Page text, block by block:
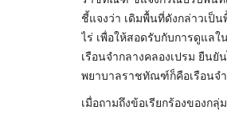
ชี้แจงว่า เดิมพื้นที่ดังกล่าวเป็
ไร่ เพื่อให้สอดรับกับการดูแล
เรือนจำกลางคลองเปรม ยืน
พยาบาลราชทัณฑ์ก็คือเรือนจ
เมื่อถามถึงข้อเรียกร้องของ